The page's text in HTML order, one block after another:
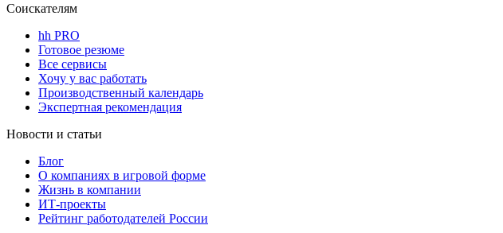
Соискателям
hh PRO
Готовое резюме
Все сервисы
Хочу у вас работать
Производственный календарь
Экспертная рекомендация
Новости и статьи
Блог
О компаниях в игровой форме
Жизнь в компании
ИТ-проекты
Рейтинг работодателей России